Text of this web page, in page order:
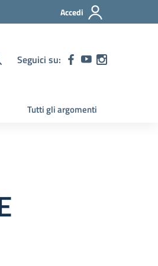
Accedi
Seguici su:
Tutti gli argomenti